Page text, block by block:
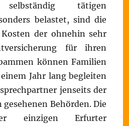
tätigen
belastet, sind die
der ohnehin sehr
für ihren
können Familien
Jahr lang begleiten
jenseits der
Behörden. Die
einzigen Erfurter